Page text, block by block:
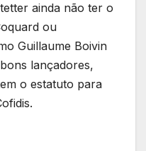
ainda não ter o
ou
Guillaume Boivin
lançadores,
o estatuto para